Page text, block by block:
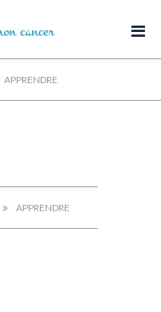
APPRENDRE
APPRENDRE